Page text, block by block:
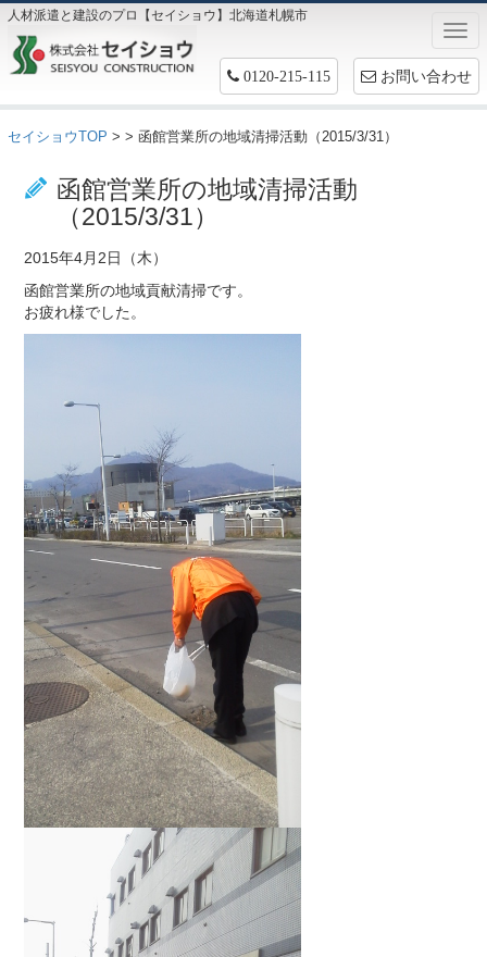
人材派遣と建設のプロ【セイショウ】北海道札幌市
0120-215-115 お問い合わせ
お仕事情報
セイショウTOP > > 函館営業所の地域清掃活動（2015/3/31）
函館営業所の地域清掃活動
（2015/3/31）
2015年4月2日（木）
函館営業所の地域貢献清掃です。
お疲れ様でした。